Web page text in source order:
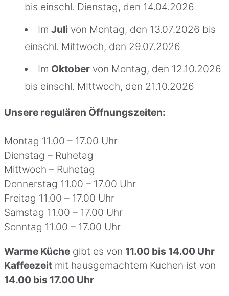
bis einschl. Dienstag, den 14.04.2026
ImJuli von Montag, den 13.07.2026 bis
einschl. Mittwoch, den 29.07.2026
Im Oktober von Montag, den 12.10.2026
bis einschl. MIttwoch, den 21.10.2026
Unsere regulären Öffnungszeiten:
Montag 11.00 – 17.00 Uhr
Dienstag – Ruhetag
Mittwoch – Ruhetag
Donnerstag 11.00 – 17.00 Uhr
Freitag 11.00 – 17.00 Uhr
Samstag 11.00 – 17.00 Uhr
Sonntag 11.00 – 17.00 Uhr
Warme Küche gibt es von 11.00 bis 14.00 Uhr
Kaffeezeit mit hausgemachtem Kuchen ist von
14.00 bis 17.00 Uhr